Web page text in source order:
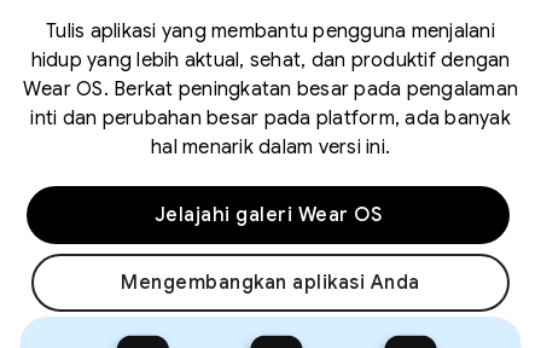
Tulis aplikasi yang membantu pengguna menjalani
hidup yang lebih aktual, sehat, dan produktif dengan
Wear OS. Berkat peningkatan besar pada pengalaman
inti dan perubahan besar pada platform, ada banyak
hal menarik dalam versi ini.
Jelajahi galeri Wear OS
Mengembangkan aplikasi Anda